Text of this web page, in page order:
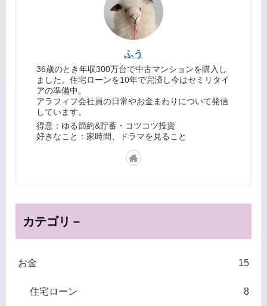
ふう
36歳のとき年収300万台で中古マンションを購入し
ました。住宅ローンを10年で完済し今はセミリタイ
アの準備中。
アラフィフ会社員の日常やお金まわりについて発信
しています。
得意：ゆる節約&貯蓄・コツコツ投資
好きなこと：家時間、ドラマを見ること
カテゴリ－
お金 15
住宅ローン 8